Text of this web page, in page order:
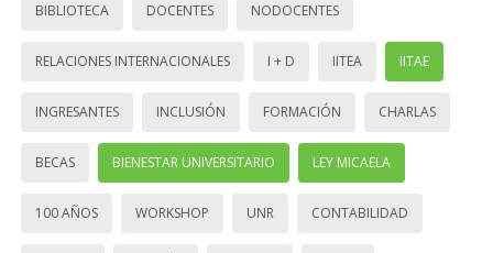
BIBLIOTECA DOCENTES NODOCENTES
RELACIONES INTERNACIONALES I + D IITEA IITAE
INGRESANTES INCLUSIÓN FORMACIÓN CHARLAS
BECAS BIENESTAR UNIVERSITARIO LEY MICAELA
100 AÑOS WORKSHOP UNR CONTABILIDAD